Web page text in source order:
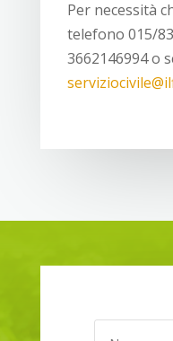
Per necessità
telefono 015/
3662146994 o